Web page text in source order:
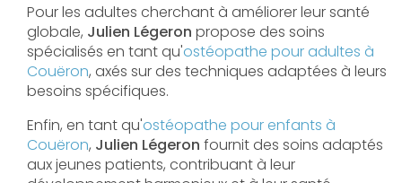
Pour les adultes cherchant à améliorer leur santé
globale, Julien Légeron propose des soins
spécialisés en tant qu'ostéopathe pour adultes à
Couëron, axés sur des techniques adaptées à leurs
besoins spécifiques.
Enfin, en tant qu'ostéopathe pour enfants à
Couëron, Julien Légeron fournit des soins adaptés
aux jeunes patients, contribuant à leur